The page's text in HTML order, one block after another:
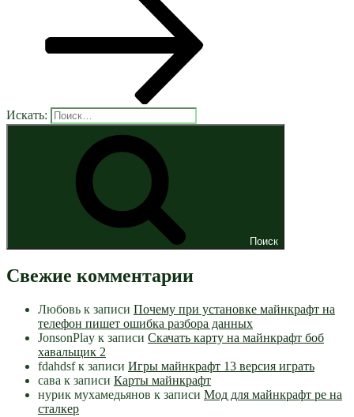
Искать:
Поиск
Свежие комментарии
Любовь к записи Почему при установке майнкрафт на
телефон пишет ошибка разбора данных
JonsonPlay к записи Скачать карту на майнкрафт боб
хавальщик 2
fdahdsfк записи Игры майнкрафт 13 версия играть
сава к записи Карты майнкрафт
нурик мухамедьянов к записи Мод для майнкрафт pe на
сталкер